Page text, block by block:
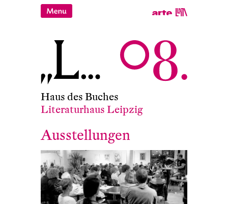
Haus des Buches
Literaturhaus Leipzig
Ausstellungen